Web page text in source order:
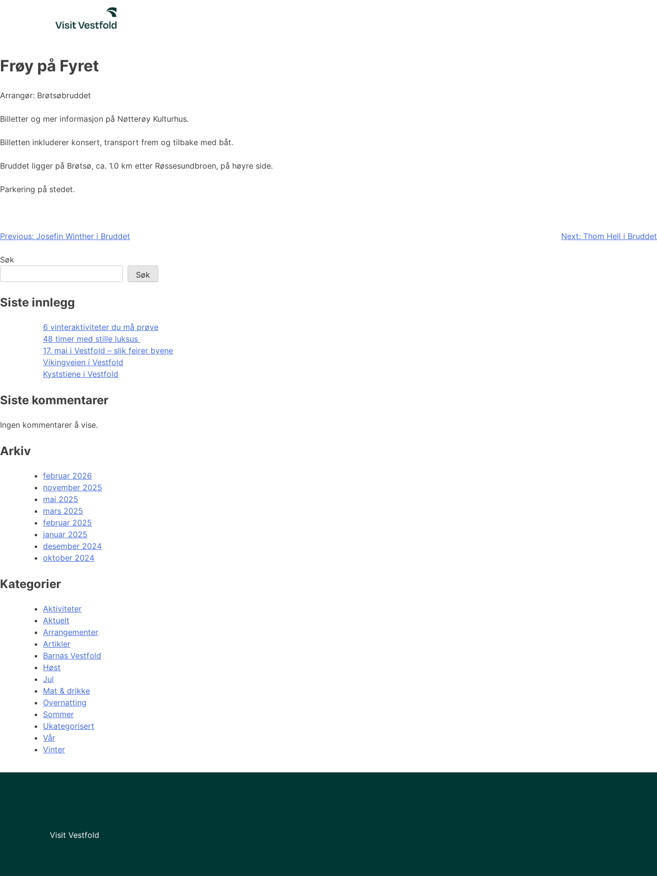
Frøy på Fyret
Arrangør: Brøtsøbruddet
Billetter og mer informasjon på Nøtterøy Kulturhus.
Billetten inkluderer konsert, transport frem og tilbake med båt.
Bruddet ligger på Brøtsø, ca. 1.0 km etter Røssesundbroen, på høyre side.
Parkering på stedet.
Innleggsnavigasjon
Previous: Josefin Winther i Bruddet Next: Thom Hell i Bruddet
Søk
Søk
Siste innlegg
6 vinteraktiviteter du må prøve
48 timer med stille luksus
17. mai i Vestfold – slik feirer byene
Vikingveien i Vestfold
Kyststiene i Vestfold
Siste kommentarer
Ingen kommentarer å vise.
Arkiv
februar 2026
november 2025
mai 2025
mars 2025
februar 2025
januar 2025
desember 2024
oktober 2024
Kategorier
Aktiviteter
Aktuelt
Arrangementer
Artikler
Barnas Vestfold
Høst
Jul
Mat & drikke
Overnatting
Sommer
Ukategorisert
Vår
Vinter
Visit Vestfold